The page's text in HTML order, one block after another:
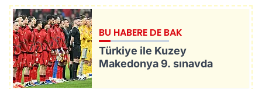
BU HABERE DE BAK
Türkiye ile Kuzey
Makedonya 9. sınavda